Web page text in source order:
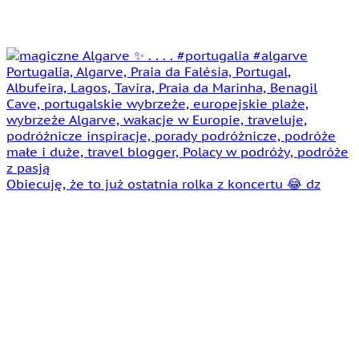
Obiecuję, że to już ostatnia rolka z koncertu 😂 dz